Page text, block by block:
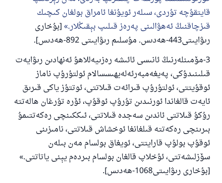
قايتقۇچە تۇردى، سىلەر ئويۇنغا ئامراق بولغان كىچىك
قىزچاقنىڭ ئەھۋالىنى پەرەز قىلىپ بېقىڭلار. [بۇخارى
رىۋايىتى443-ھەدىس. مۇسلىم رىۋايىتى 892-ھەدىس].
3-مۆمىنلەرنىڭ ئانىسى ئائىشە رەزىيەللاھۇ ئەنھادىن رىۋايەت
قىلىنىدۇكى، پەيغەمبەرئەلەيھىسسالام ئولتۇرۇپ ناماز
ئوقۇيتتى، ئولتۇرۇپ قىرائەت قىلاتتى، ئوتتۇز ياكى قىرىق
ئايەت قالغاندا ئورنىدىن تۇرۇپ ئوقۇپ، ئۆرە تۇرغان ھالەتتە
رۇكۇ قىلاتتى ئاندىن سەجدە قىلاتتى، ئىككىنچى رەكەتتىمۇ
بىرىنچى رەكەتتە قىلغانغا ئوخشاش قىلاتتى، نامىزىنى
ئوقۇپ بولۇپ قارايتتى، ئويغاق بولسام مەن بىلەن
سۆزلىشەتتى، ئۇخلاپ قالغان بولسام بىردەم يېنى ياتاتتى.»
[بۇخارى رىۋايىتى1068-ھەدىس].